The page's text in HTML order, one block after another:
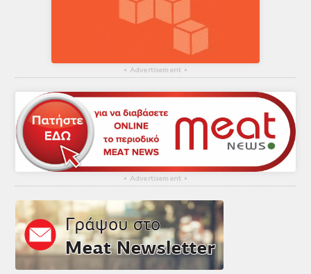
▴ Advertisement ▴
▴ Advertisement ▴